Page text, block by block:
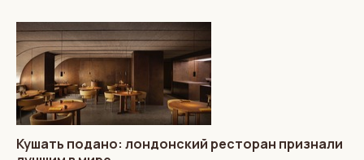
Кушать подано: лондонский ресторан признали